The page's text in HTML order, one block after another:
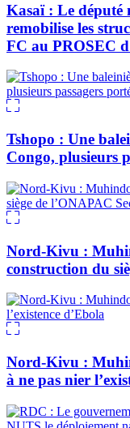
Kasaï : Le
remobilise les
FC au PROSEC
Tshopo : Une
Congo, plusieurs
Nord-Kivu :
construction du
Nord-Kivu :
à ne pas nier